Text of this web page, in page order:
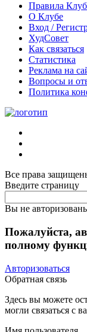
Правила
О Клубе
Вход /
ХудСовет
Как связаться
Статистика
Реклама на
Вопросы и
Политика
Все права
Введите страницу
Вы не
Пожалуйста,
полному
Авторизоваться
Обратная связь
Здесь вы можете
могли связаться с